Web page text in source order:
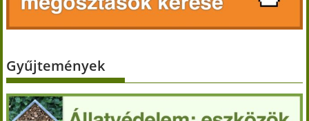
Gyűjtemények